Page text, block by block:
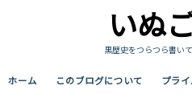
いぬ
黒歴史をつらつら書い
ホーム このブログについて プラ